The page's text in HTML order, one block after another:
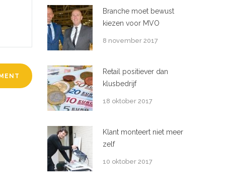
Branche moet bewust
kiezen voor MVO
8 november 2017
Retail positiever dan
klusbedrijf
18 oktober 2017
Klant monteert niet meer
zelf
10 oktober 2017